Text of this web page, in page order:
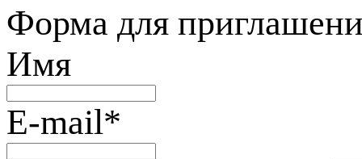
Форма для
Имя
E-mail*